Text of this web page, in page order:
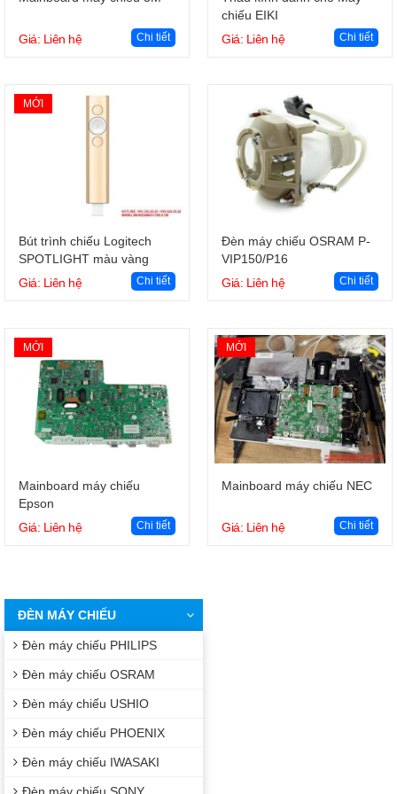
Giá: Liên hệ Chi tiết
chiếu EIKI
Giá: Liên hệ
Chi tiết
MỚI
Giỏ hàng
Bút trình chiếu Logitech
SPOTLIGHT màu vàng
Giá: Liên hệ
Chi tiết
Giỏ hàng
Đèn máy chiếu OSRAM P-
VIP150/P16
Giá: Liên hệ
Chi tiết
MỚI
Giỏ hàng
Mainboard máy chiếu
Epson
Giá: Liên hệ
Chi tiết
MỚI
Giỏ hàng
Mainboard máy chiếu NEC
Giá: Liên hệ Chi tiết
ĐÈN MÁY CHIẾU
Đèn máy chiếu PHILIPS
Đèn máy chiếu OSRAM
Đèn máy chiếu USHIO
Đèn máy chiếu PHOENIX
Đèn máy chiếu IWASAKI